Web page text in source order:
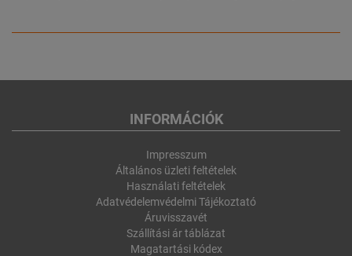
INFORMÁCIÓK
Impresszum
Általános üzleti feltételek
Használati feltételek
Adatvédelemvédelmi Tájékoztató
Áruvisszavét
Szállítási ár táblázat
Magatartási kódex